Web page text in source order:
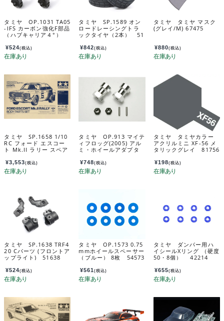
タミヤ OP.1031 TA05
-IFS カーボン強化F部品
（ハブキャリア４°）
¥524(税込)
タミヤ SP.1589 オン
ロードレーシングトラ
ックタイヤ（2本） 51
¥842(税込)
タミヤ タミヤ マスク
(グレイ/M) 67475
¥880(税込)
タミヤ SP.1658 1/10
RC フォード エスコー
ト Mk.II ラリー スペア
¥3,553(税込)
タミヤ OP.913 マイテ
ィフロッグ(2005) アル
ミ・ホイールアダプタ
¥748(税込)
タミヤ タミヤカラー
アクリルミニ XF-56 メ
タリックグレイ 81756
¥198(税込)
タミヤ SP.1638 TRF4
20 Cパーツ (フロントア
ップライト) 51638
¥524(税込)
タミヤ OP.1573 0.75
mmホイールスペーサー
（ブルー） 8枚 54573
¥561(税込)
タミヤ ダンパー用ハ
イシールXリング （硬度
50・8個） 42214
¥655(税込)